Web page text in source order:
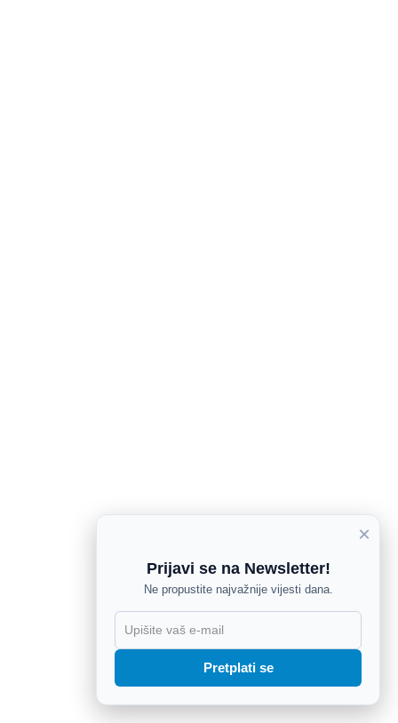
×
Prijavi se na Newsletter!
Ne propustite najvažnije vijesti dana.
Pretplati se